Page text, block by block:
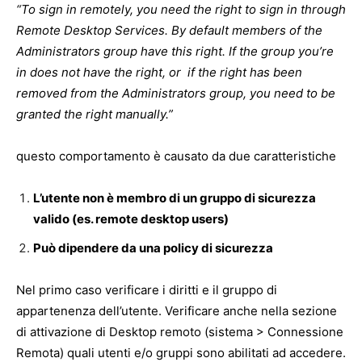
“To sign in remotely, you need the right to sign in through
Remote Desktop Services. By default members of the
Administrators group have this right. If the group you’re
in does not have the right, or if the right has been
removed from the Administrators group, you need to be
granted the right manually.”
questo comportamento è causato da due caratteristiche
L’utente non è membro di un gruppo di sicurezza
valido (es. remote desktop users)
Può dipendere da una policy di sicurezza
Nel primo caso verificare i diritti e il gruppo di
appartenenza dell’utente. Verificare anche nella sezione
di attivazione di Desktop remoto (sistema > Connessione
Remota) quali utenti e/o gruppi sono abilitati ad accedere.